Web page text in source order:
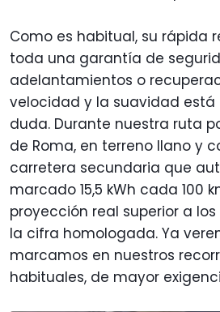
Como es habitual, su rápida
toda una garantía de
adelantamientos o
velocidad y la suavidad
duda. Durante nuestra ruta
de Roma, en terreno llano y
carretera secundaria que
marcado 15,5 kWh cada 100
proyección real superior a los
la cifra homologada. Ya
marcamos en nuestros
habituales, de mayor